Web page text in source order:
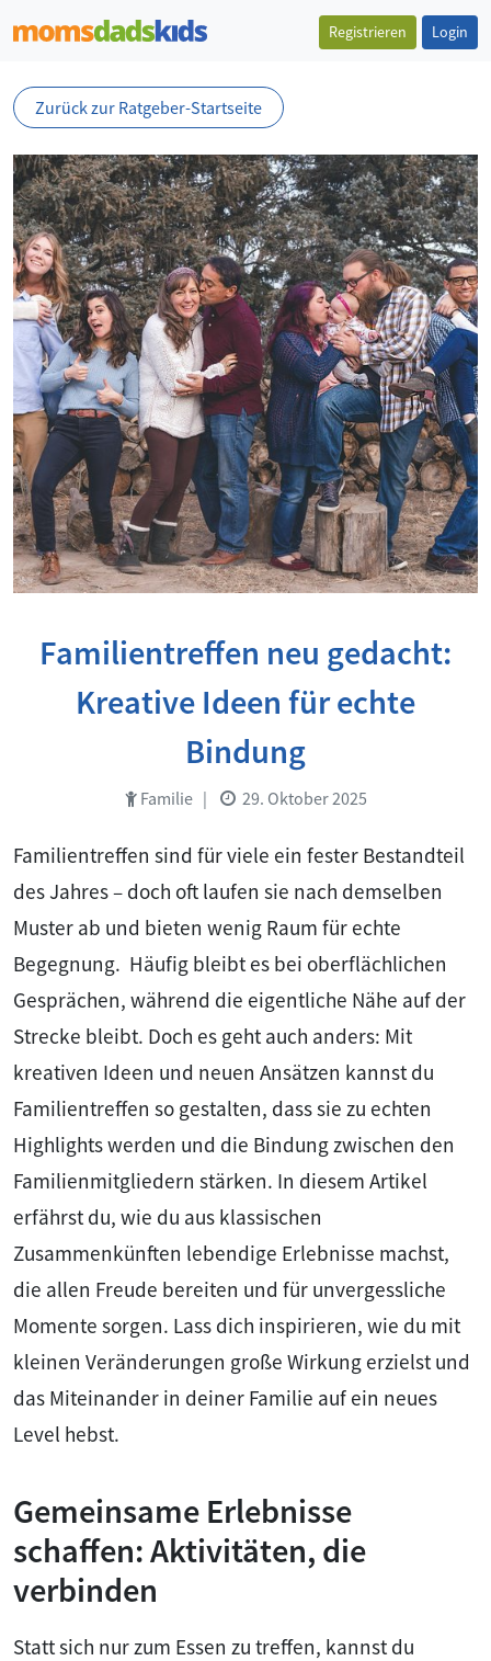
Registrieren Login
Zurück zur Ratgeber-Startseite
Familientreffen neu gedacht:
Kreative Ideen für echte
Bindung
Familie| 29. Oktober 2025
Familientreffen sind für viele ein fester Bestandteil
des Jahres – doch oft laufen sie nach demselben
Muster ab und bieten wenig Raum für echte
Begegnung. Häufig bleibt es bei oberflächlichen
Gesprächen, während die eigentliche Nähe auf der
Strecke bleibt. Doch es geht auch anders: Mit
kreativen Ideen und neuen Ansätzen kannst du
Familientreffen so gestalten, dass sie zu echten
Highlights werden und die Bindung zwischen den
Familienmitgliedern stärken. In diesem Artikel
erfährst du, wie du aus klassischen
Zusammenkünften lebendige Erlebnisse machst,
die allen Freude bereiten und für unvergessliche
Momente sorgen. Lass dich inspirieren, wie du mit
kleinen Veränderungen große Wirkung erzielst und
das Miteinander in deiner Familie auf ein neues
Level hebst.
Gemeinsame Erlebnisse
schaffen: Aktivitäten, die
verbinden
Statt sich nur zum Essen zu treffen, kannst du